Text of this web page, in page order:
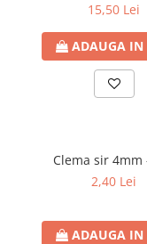
15,50 Lei
ADAUGA IN
Clema sir 4mm
2,40 Lei
ADAUGA IN